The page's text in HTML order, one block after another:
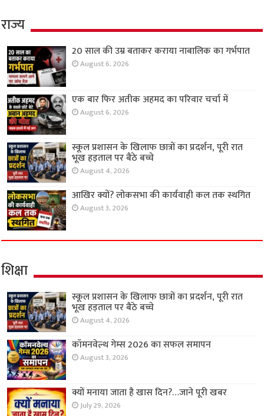
राज्य
20 साल की उम्र बताकर कराया नाबालिक का गर्भपात
August 6, 2026
एक बार फिर अतीक अहमद का परिवार चर्चा में
August 6, 2026
स्कूल प्रशासन के खिलाफ छात्रों का प्रदर्शन, पूरी रात
भूख हड़ताल पर बैठे बच्चे
August 4, 2026
आखिर क्यों? लोकसभा की कार्यवाही कल तक स्थगित
August 3, 2026
शिक्षा
स्कूल प्रशासन के खिलाफ छात्रों का प्रदर्शन, पूरी रात
भूख हड़ताल पर बैठे बच्चे
August 4, 2026
कॉमनवेल्थ गेम्स 2026 का सफल समापन
August 3, 2026
क्यों मनाया जाता है खास दिन?…जाने पूरी खबर
July 29, 2026